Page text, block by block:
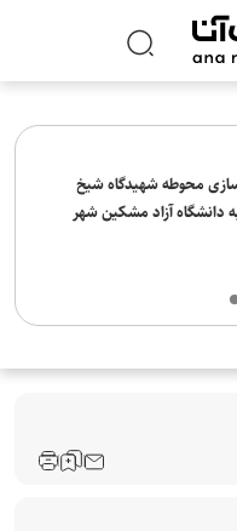
محوطه شهیدگاه شیخ
دانشگاه آزاد مشکین شهر